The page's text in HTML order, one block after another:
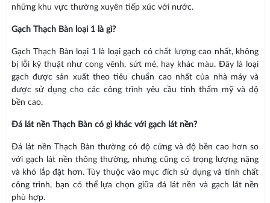
những khu vực thường xuyên tiếp xúc với nước.
Gạch Thạch Bàn loại 1 là gì?
Gạch Thạch Bàn loại 1 là loại gạch có chất lượng cao nhất, không
bị lỗi kỹ thuật như cong vênh, sứt mẻ, hay khác màu. Đây là loại
gạch được sản xuất theo tiêu chuẩn cao nhất của nhà máy và
được sử dụng cho các công trình yêu cầu tính thẩm mỹ và độ
bền cao.
Đá lát nền Thạch Bàn có gì khác với gạch lát nền?
Đá lát nền Thạch Bàn thường có độ cứng và độ bền cao hơn so
với gạch lát nền thông thường, nhưng cũng có trọng lượng nặng
và khó lắp đặt hơn. Tùy thuộc vào mục đích sử dụng và tính chất
công trình, bạn có thể lựa chọn giữa đá lát nền và gạch lát nền
phù hợp.